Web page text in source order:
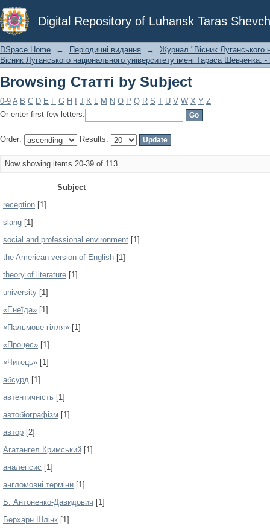
Digital Repository of Luhansk Taras
Browsing Статті by Subject
DSpace Home → Періодичні видання →
Журнал "Вісник Луганського
Вісник Луганського національного університету імені Тараса
Browsing Статті by Subject
0-9 A B C D E F G H J K L M N O P Q R S T U V W X Y Z
Or enter first few letters:
Order: Results:
Now showing items 20-39 of 113
Subject
reception [1]
slang [1]
social and professional environment [1]
the American version of English [1]
theory of literature [1]
university [1]
«Енеїда» [1]
«Пальмове гілля» [1]
«Процес» [1]
«Читець» [1]
абсурд [1]
автентичність [1]
автобіографізм [1]
автор [2]
Агатангел Кримський [1]
аналепсис [1]
англомовні терміни [1]
Б. Антоненко-Давидович [1]
Берхарн Шлінк [1]